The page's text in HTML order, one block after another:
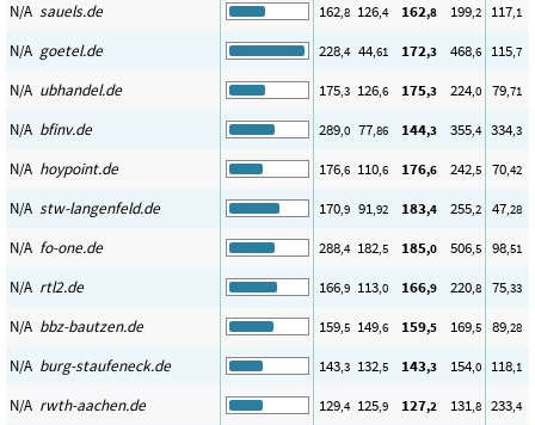
N/A sauels.de 162,8 126,4 162,8 199,2 117,1
N/A goetel.de 228,4 44,61 172,3 468,6 115,7
N/A ubhandel.de 175,3 126,6 175,3 224,0 79,71
N/A bfinv.de 289,0 77,86 144,3 355,4 334,3
N/A hoypoint.de 176,6 110,6 176,6 242,5 70,42
N/A stw-langenfeld.de 170,9 91,92 183,4 255,2 47,28
N/A fo-one.de 288,4 182,5 185,0 506,5 98,51
N/A rtl2.de 166,9 113,0 166,9 220,8 75,33
N/A bbz-bautzen.de 159,5 149,6 159,5 169,5 89,28
N/A burg-staufeneck.de 143,3 132,5 143,3 154,0 118,1
N/A rwth-aachen.de 129,4 125,9 127,2 131,8 233,4